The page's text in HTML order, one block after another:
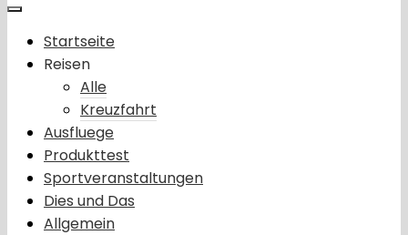
Startseite
Reisen
Alle
Kreuzfahrt
Ausfluege
Produkttest
Sportveranstaltungen
Dies und Das
Allgemein